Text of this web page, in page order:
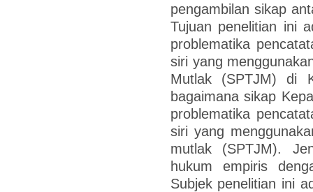
pengambilan sikap
Tujuan penelitian ini
problematika
siri yang
Mutlak (SPTJM) di
bagaimana sikap
problematika
siri yang
mutlak (SPTJM).
hukum empiris
Subjek penelitian ini